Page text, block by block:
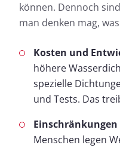
können. Dennoch
man denken mag,
Kosten und
höhere
spezielle
und Tests. Das
Einschränkungen
Menschen legen